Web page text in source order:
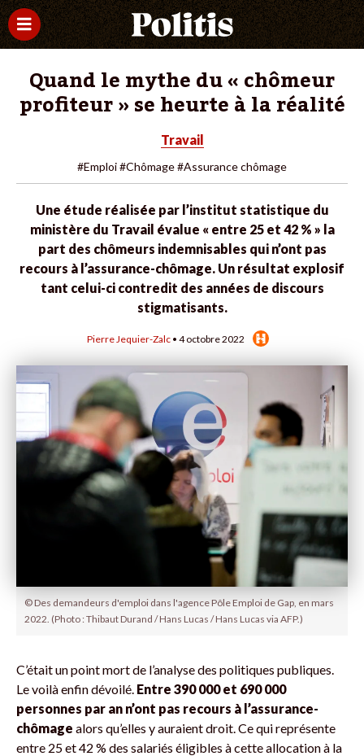
Quand le mythe du « chômeur
profiteur » se heurte à la réalité
Travail
#Emploi#Chômage#Assurance chômage
Une étude réalisée par l’institut statistique du
ministère du Travail évalue « entre 25 et 42 % » la
part des chômeurs indemnisables qui n’ont pas
recours à l’assurance-chômage. Un résultat explosif
tant celui-ci contredit des années de discours
stigmatisants.
Pierre Jequier-Zalc • 4 octobre 2022
© Des demandeurs d'emploi dans l'agence Pôle Emploi de Gap, en mars
2022. (Photo : Thibaut Durand / Hans Lucas / Hans Lucas via AFP.)
C’était un point mort de l’analyse des politiques publiques.
Le voilà enfin dévoilé. Entre 390 000 et 690 000
personnes par an n’ont pas recours à l’assurance-
chômage alors qu’elles y auraient droit. Ce qui représente
entre 25 et 42 % des salariés éligibles à cette allocation à la